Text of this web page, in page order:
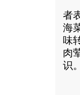
者
海
味
肉
识。